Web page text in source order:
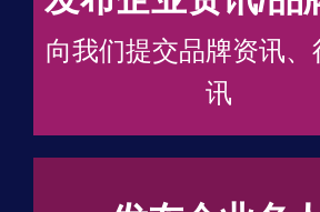
向我们提交品牌资讯、
讯